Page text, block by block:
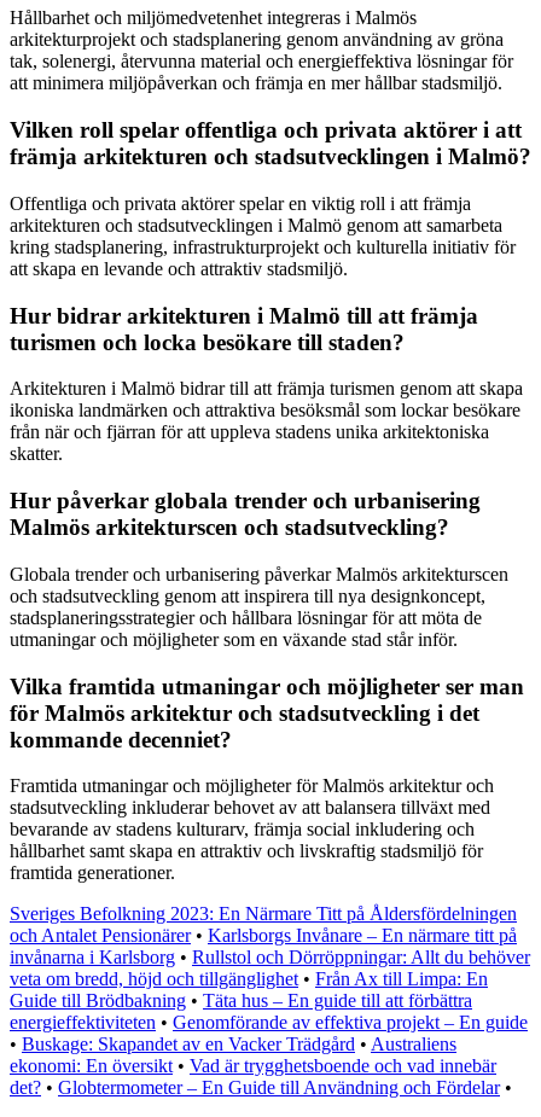
Hållbarhet och miljömedvetenhet integreras i Malmös
arkitekturprojekt och stadsplanering genom användning av gröna
tak, solenergi, återvunna material och energieffektiva lösningar för
att minimera miljöpåverkan och främja en mer hållbar stadsmiljö.
Vilken roll spelar offentliga och privata aktörer i att
främja arkitekturen och stadsutvecklingen i Malmö?
Offentliga och privata aktörer spelar en viktig roll i att främja
arkitekturen och stadsutvecklingen i Malmö genom att samarbeta
kring stadsplanering, infrastrukturprojekt och kulturella initiativ för
att skapa en levande och attraktiv stadsmiljö.
Hur bidrar arkitekturen i Malmö till att främja
turismen och locka besökare till staden?
Arkitekturen i Malmö bidrar till att främja turismen genom att skapa
ikoniska landmärken och attraktiva besöksmål som lockar besökare
från när och fjärran för att uppleva stadens unika arkitektoniska
skatter.
Hur påverkar globala trender och urbanisering
Malmös arkitekturscen och stadsutveckling?
Globala trender och urbanisering påverkar Malmös arkitekturscen
och stadsutveckling genom att inspirera till nya designkoncept,
stadsplaneringsstrategier och hållbara lösningar för att möta de
utmaningar och möjligheter som en växande stad står inför.
Vilka framtida utmaningar och möjligheter ser man
för Malmös arkitektur och stadsutveckling i det
kommande decenniet?
Framtida utmaningar och möjligheter för Malmös arkitektur och
stadsutveckling inkluderar behovet av att balansera tillväxt med
bevarande av stadens kulturarv, främja social inkludering och
hållbarhet samt skapa en attraktiv och livskraftig stadsmiljö för
framtida generationer.
Sveriges Befolkning 2023: En Närmare Titt på Åldersfördelningen
och Antalet Pensionärer• Karlsborgs Invånare – En närmare titt på
invånarna i Karlsborg • Rullstol och Dörröppningar: Allt du behöver
veta om bredd, höjd och tillgänglighet • Från Ax till Limpa: En
Guide till Brödbakning • Täta hus – En guide till att förbättra
energieffektiviteten • Genomförande av effektiva projekt – En guide
• Buskage: Skapandet av en Vacker Trädgård • Australiens
ekonomi: En översikt • Vad är trygghetsboende och vad innebär
det? • Globtermometer – En Guide till Användning och Fördelar•